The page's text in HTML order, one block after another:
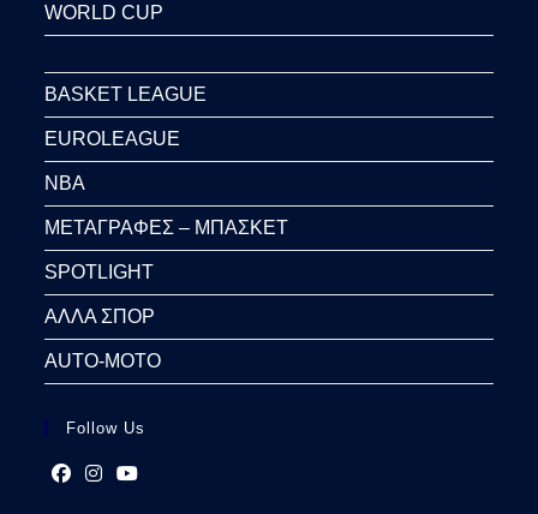
WORLD CUP
BASKET LEAGUE
EUROLEAGUE
NBA
ΜΕΤΑΓΡΑΦΕΣ – ΜΠΑΣΚΕΤ
SPOTLIGHT
ΑΛΛΑ ΣΠΟΡ
AUTO-MOTO
Follow Us